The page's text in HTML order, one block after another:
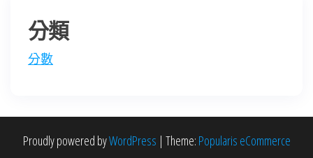
分類
分數
Proudly powered byWordPress | Theme: Popularis eCommerce